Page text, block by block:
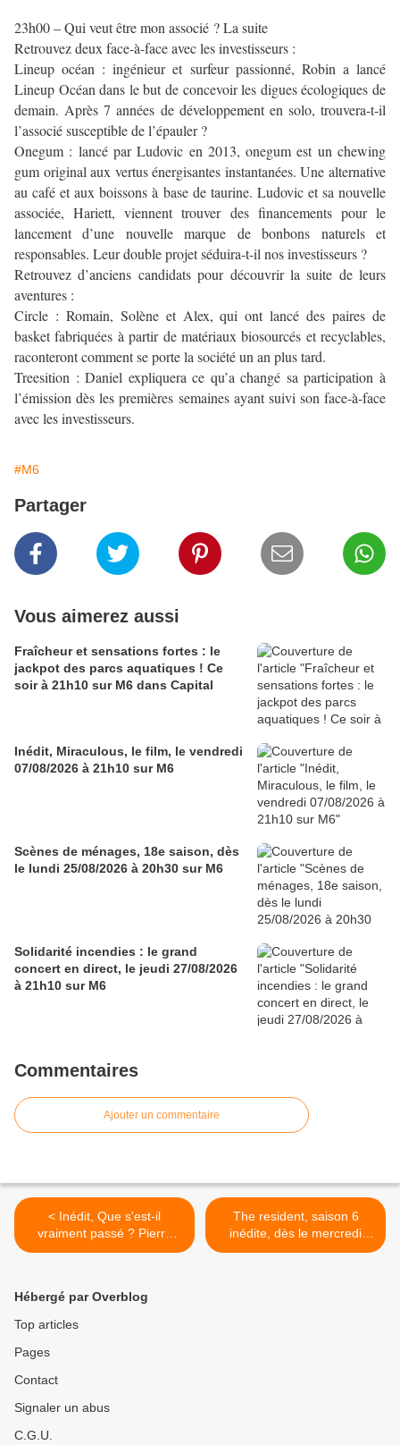
23h00 – Qui veut être mon associé ? La suite
Retrouvez deux face-à-face avec les investisseurs :
Lineup océan : ingénieur et surfeur passionné, Robin a lancé
Lineup Océan dans le but de concevoir les digues écologiques de
demain. Après 7 années de développement en solo, trouvera-t-il
l’associé susceptible de l’épauler ?
Onegum : lancé par Ludovic en 2013, onegum est un chewing
gum original aux vertus énergisantes instantanées. Une alternative
au café et aux boissons à base de taurine. Ludovic et sa nouvelle
associée, Hariett, viennent trouver des financements pour le
lancement d’une nouvelle marque de bonbons naturels et
responsables. Leur double projet séduira-t-il nos investisseurs ?
Retrouvez d’anciens candidats pour découvrir la suite de leurs
aventures :
Circle : Romain, Solène et Alex, qui ont lancé des paires de
basket fabriquées à partir de matériaux biosourcés et recyclables,
raconteront comment se porte la société un an plus tard.
Treesition : Daniel expliquera ce qu’a changé sa participation à
l’émission dès les premières semaines ayant suivi son face-à-face
avec les investisseurs.
#M6
Partager
Vous aimerez aussi
Fraîcheur et sensations fortes : le
jackpot des parcs aquatiques ! Ce
soir à 21h10 sur M6 dans Capital
Inédit, Miraculous, le film, le vendredi
07/08/2026 à 21h10 sur M6
Scènes de ménages, 18e saison, dès
le lundi 25/08/2026 à 20h30 sur M6
Solidarité incendies : le grand
concert en direct, le jeudi 27/08/2026
à 21h10 sur M6
Commentaires
Ajouter un commentaire
< Inédit, Que s'est-il
vraiment passé ? Pierre
Palmade : la descente aux
The resident, saison 6
inédite, dès le mercredi
07/02/2024 à 21h10 sur
Hébergé par Overblog
Top articles
Pages
Contact
Signaler un abus
C.G.U.